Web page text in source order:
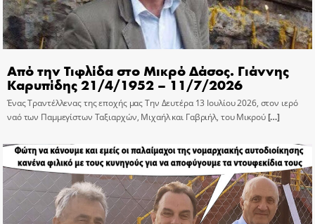
Από την Τιφλίδα στο Μικρό Δάσος. Γιάννης
Καρυπίδης 21/4/1952 – 11/7/2026
Ένας Τραντέλλενας της εποχής μας Την Δευτέρα 13 Ιουλίου 2026, στον ιερό
ναό των Παμμεγίστων Ταξιαρχών, Μιχαήλ και Γαβριήλ, του Μικρού[…]